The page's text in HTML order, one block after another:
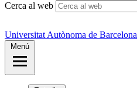
Cerca al web
Universitat Autònoma de Barcelona
Menú